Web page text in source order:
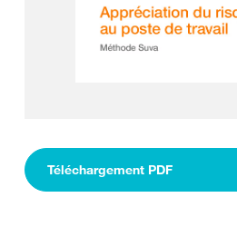
Téléchargement PDF